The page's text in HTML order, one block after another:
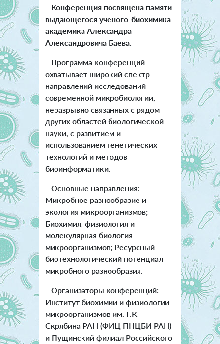
Конференция посвящена памяти
выдающегося ученого-биохимика
академика Александра
Александровича Баева.
Программа конференций
охватывает широкий спектр
направлений исследований
современной микробиологии,
неразрывно связанных с рядом
других областей биологической
науки, с развитием и
использованием генетических
технологий и методов
биоинформатики.
Основные направления:
Микробное разнообразие и
экология микроорганизмов;
Биохимия, физиология и
молекулярная биология
микроорганизмов; Ресурсный
биотехнологический потенциал
микробного разнообразия.
Организаторы конференций:
Институт биохимии и физиологии
микроорганизмов им. Г.К.
Скрябина РАН (ФИЦ ПНЦБИ РАН)
и Пущинский филиал Российского